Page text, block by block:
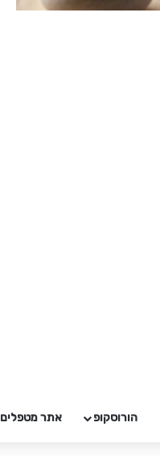
הורוסקופ אתר מטפלים